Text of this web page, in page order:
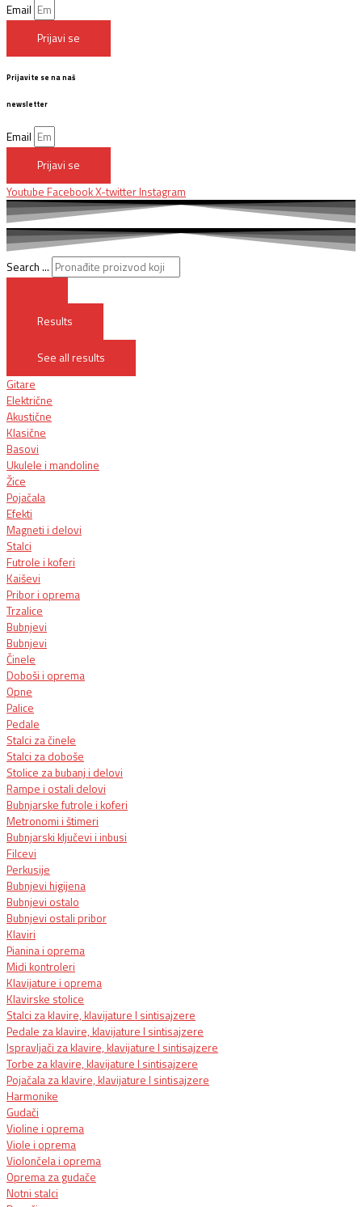
Email
Prijavi se
Prijavite se na naš
newsletter
Email
Prijavi se
Youtube FacebookX-twitter Instagram
Search ...
Results
See all results
Gitare
Električne
Akustične
Klasične
Basovi
Ukulele i mandoline
Žice
Pojačala
Efekti
Magneti i delovi
Stalci
Futrole i koferi
Kaiševi
Pribor i oprema
Trzalice
Bubnjevi
Bubnjevi
Činele
Doboši i oprema
Opne
Palice
Pedale
Stalci za činele
Stalci za doboše
Stolice za bubanj i delovi
Rampe i ostali delovi
Bubnjarske futrole i koferi
Metronomi i štimeri
Bubnjarski ključevi i inbusi
Filcevi
Perkusije
Bubnjevi higijena
Bubnjevi ostalo
Bubnjevi ostali pribor
Klaviri
Pianina i oprema
Midi kontroleri
Klavijature i oprema
Klavirske stolice
Stalci za klavire, klavijature I sintisajzere
Pedale za klavire, klavijature I sintisajzere
Ispravljači za klavire, klavijature I sintisajzere
Torbe za klavire, klavijature I sintisajzere
Pojačala za klavire, klavijature I sintisajzere
Harmonike
Gudači
Violine i oprema
Viole i oprema
Violončela i oprema
Oprema za gudače
Notni stalci